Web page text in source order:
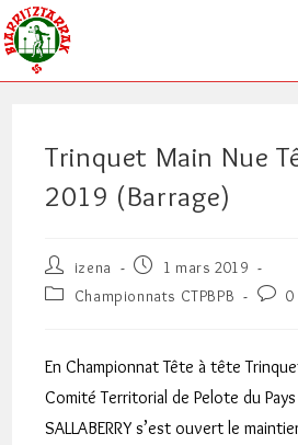
Skip
to
content
Trinquet Main Nue
2019 (Barrage)
Auteur/autrice
de
la
izena
Publication
1 mars 2019
PostChampionnats CTPBPB
En Championnat Tête à tête
Comité Territorial de Pelote du Pays
SALLABERRY s’est ouvert le